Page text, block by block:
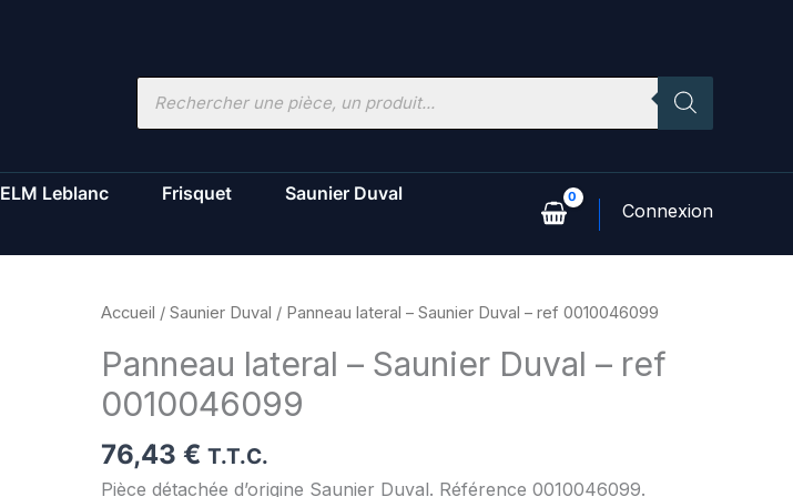
Recherche
ELM Leblanc Frisquet
Saunier Duval
Accueil / Saunier Duval / Panneau lateral – Saunier Duval – ref 0010046099
Panneau lateral – Saunier Duval – ref
0010046099
76,43 € T.T.C.
Pièce détachée d’origine Saunier Duval. Référence 0010046099.
quantité
Panneau
lateral
Saunier
Duval